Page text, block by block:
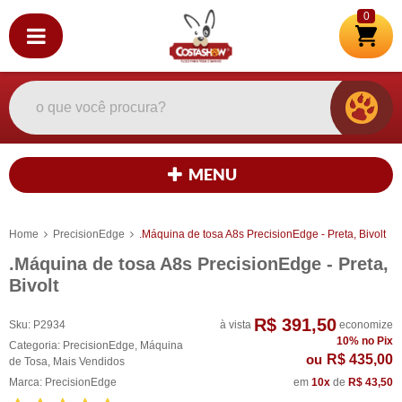
0
MENU
Home PrecisionEdge .Máquina de tosa A8s PrecisionEdge - Preta, Bivolt
.Máquina de tosa A8s PrecisionEdge - Preta,
Bivolt
Sku: P2934
Categoria: PrecisionEdge Máquina
de Tosa Mais Vendidos
Marca: PrecisionEdge
R$ 435,00
à vista R$ 391,50 economize
10% no Pix
em 10x de R$ 43,50